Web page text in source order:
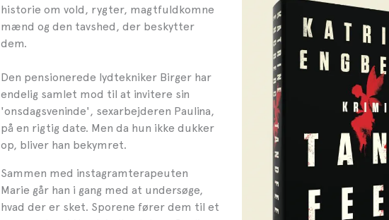
historie om vold, rygter, magtfuldkomne
mænd og den tavshed, der beskytter
dem.
Den pensionerede lydtekniker Birger har
endelig samlet mod til at invitere sin
'onsdagsveninde', sexarbejderen Paulina,
på en rigtig date. Men da hun ikke dukker
op, bliver han bekymret.
Sammen med instagramterapeuten
Marie går han i gang med at undersøge,
hvad der er sket. Sporene fører dem til et